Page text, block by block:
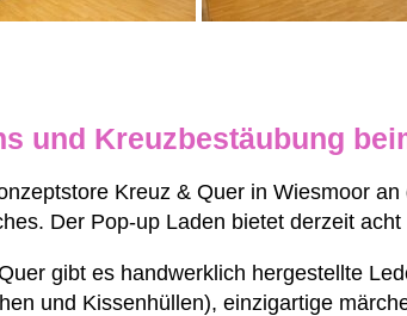
und Kreuzbestäubung
Kreuz & Quer in Wiesmoor
Der Pop-up Laden bietet derzeit
gibt es handwerklich hergestellte
und Kissenhüllen), einzigartige